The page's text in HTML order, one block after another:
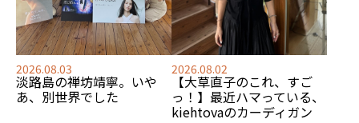
2026.08.03
淡路島の禅坊靖寧。いや
あ、別世界でした
2026.08.02
【大草直子のこれ、すご
っ！】最近ハマっている、
kiehtovaのカーディガン